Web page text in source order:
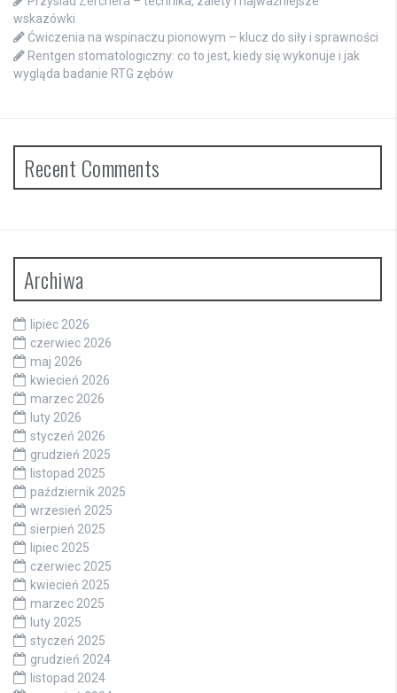
wskazówki
Ćwiczenia na wspinaczu pionowym – klucz do siły i sprawności
Rentgen stomatologiczny: co to jest, kiedy się wykonuje i jak
wygląda badanie RTG zębów
Recent Comments
Archiwa
lipiec 2026
czerwiec 2026
maj 2026
kwiecień 2026
marzec 2026
luty 2026
styczeń 2026
grudzień 2025
listopad 2025
październik 2025
wrzesień 2025
sierpień 2025
lipiec 2025
czerwiec 2025
kwiecień 2025
marzec 2025
luty 2025
styczeń 2025
grudzień 2024
listopad 2024